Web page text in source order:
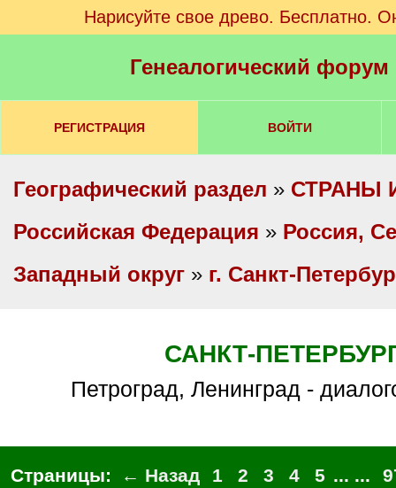
Нарисуйте свое древо. Бесплатно.
Генеалогический
РЕГИСТРАЦИЯ ВОЙТИ
Географический раздел » СТРАНЫ
Российская Федерация » Россия,
Западный округ » г. Санкт-
САНКТ-
Петроград, Ленинград -
Страницы: ← Назад 1 2 3 4 5 ... ...